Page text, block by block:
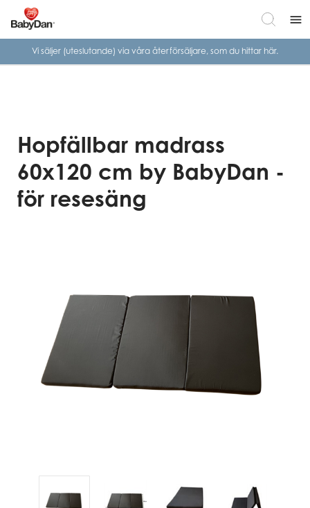
menu
Vi säljer (uteslutande) via våra återförsäljare, som du hittar här.
Hopfällbar madrass
60x120 cm by BabyDan -
för resesäng